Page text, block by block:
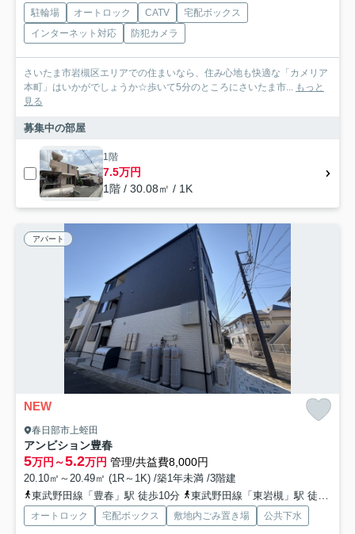
駐輪場 オートロック CATV
宅配ボックス
インターネット対応
防犯カメラ
さいたま市岩槻区エリアでの住まいなら、住み心地も快適な「カメリア
本町」はいかがでしょうか☆歩いて5分のところにさいたま市... もっと
見る
募集中の部屋
1階
7.5万円
1階 / 30.08㎡ / 1K
アパート
NEW
春日部市上蛭田
アンビション豊春
5万円～5.2万円 管理/共益費8,000円
20.10㎡～20.49㎡ (1R～1K) /築1年未満 /3階建
東武野田線「豊春」駅 徒歩10分
東武野田線「東岩槻」駅 徒歩15分
オートロック 宅配ボックス 敷地内ごみ置き場 公共下水